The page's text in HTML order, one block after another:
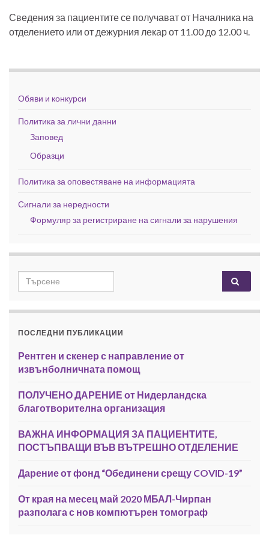
Сведения за пациентите се получават от Началника на
отделението или от дежурния лекар от 11.00 до 12.00 ч.
Обяви и конкурси
Политика за лични данни
Заповед
Образци
Политика за оповестяване на информацията
Сигнали за нередности
Формуляр за регистриране на сигнали за нарушения
Search for:
ПОСЛЕДНИ ПУБЛИКАЦИИ
Рентген и скенер с направление от
извънболничната помощ
ПОЛУЧЕНО ДАРЕНИЕ от Нидерландска
благотворителна организация
ВАЖНА ИНФОРМАЦИЯ ЗА ПАЦИЕНТИТЕ,
ПОСТЪПВАЩИ ВЪВ ВЪТРЕШНО ОТДЕЛЕНИЕ
Дарение от фонд “Обединени срещу COVID-19”
От края на месец май 2020 МБАЛ-Чирпан
разполага с нов компютърен томограф